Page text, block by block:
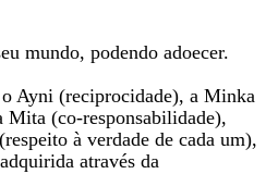
mundo, podendo adoecer.
Ayni (reciprocidade), a Minka
(co-responsabilidade),
à verdade de cada um),
através da